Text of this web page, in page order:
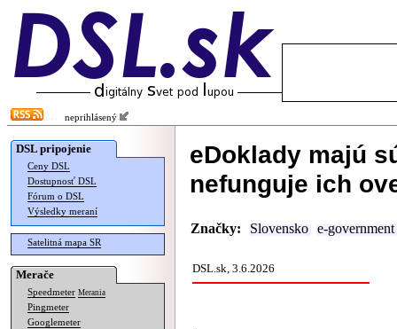
neprihlásený
DSL pripojenie
Ceny DSL
Dostupnosť DSL
Fórum o DSL
Výsledky meraní
Satelitná mapa SR
Merače
Speedmeter Merania
Pingmeter
Googlemeter
eDoklady majú
nefunguje ich
Značky: Slovensko e-government
DSL.sk, 3.6.2026